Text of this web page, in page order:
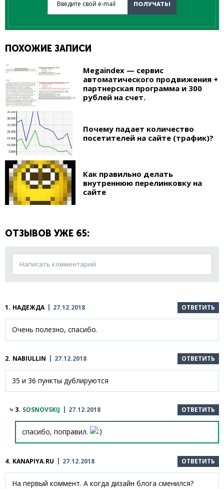
ПОЛУЧАТЬ!
ПОХОЖИЕ ЗАПИСИ
Megaindex — сервис
автоматического продвижения +
партнерская программа и 300
рублей на счет.
Почему падает количество
посетителей на сайте (трафик)?
Как правильно делать
внутреннюю перелинковку на
сайте
ОТЗЫВОВ УЖЕ 65:
Написать комментарий
1. НАДЕЖДА 27.12.2018 ОТВЕТИТЬ
Очень полезно, спасибо.
2. NABIULLIN 27.12.2018 ОТВЕТИТЬ
35 и 36 пункты дублируются
3. SOSNOVSKIJ 27.12.2018 ОТВЕТИТЬ
спасибо, поправил.
4. KANAPIYA.RU 27.12.2018 ОТВЕТИТЬ
На первый коммент. А когда дизайн блога сменился?